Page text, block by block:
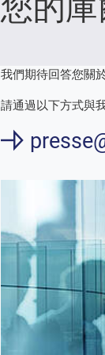
您的
我們期待回答您關
請通過以下方式與